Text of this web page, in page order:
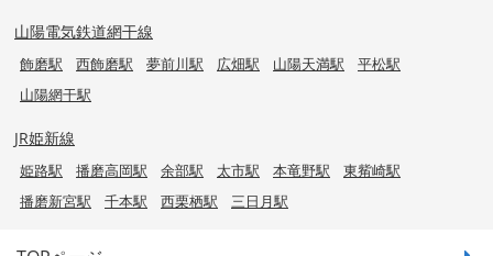
山陽電気鉄道網干線
飾磨駅 西飾磨駅 夢前川駅 広畑駅 山陽天満駅
平松駅
山陽網干駅
JR姫新線
姫路駅 播磨高岡駅 余部駅 太市駅 本竜野駅
東觜崎駅
播磨新宮駅
千本駅 西栗栖駅 三日月駅